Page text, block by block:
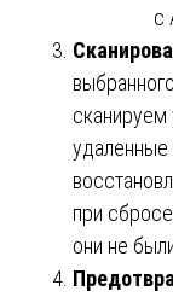
с
сканируем
удаленные
при
они не